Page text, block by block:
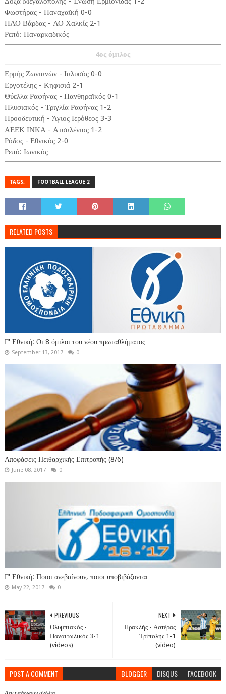
Φωστήρας - Παναχαϊκή 0-0
ΠΑΟ Βάρδας - ΑΟ Χαλκίς 2-1
Ρεπό: Παναρκαδικός
4ος όμιλος
Ερμής Ζωνιανών - Ιαλυσός 0-0
Εργοτέλης - Κηφισιά 2-1
Θύελλα Ραφήνας - Πανθηραϊκός 0-1
Ηλυσιακός - Τριγλία Ραφήνας 1-2
Προοδευτική - Άγιος Ιερόθεος 3-3
ΑΕΕΚ ΙΝΚΑ - Ατσαλένιος 1-2
Ρόδος - Εθνικός 2-0
Ρεπό: Ιωνικός
TAGS: FOOTBALL LEAGUE 2
RELATED POSTS
Γ' Εθνική: Οι 8 όμιλοι του νέου πρωταθλήματος
September 13, 2017 0
Αποφάσεις Πειθαρχικής Επιτροπής (8/6)
June 08, 2017 0
Γ' Εθνική: Ποιοι ανεβαίνουν, ποιοι υποβιβάζονται
May 22, 2017 0
NEXT
Ηρακλής - Αστέρας
Τρίπολης 1-1
(video)
PREVIOUS
Ολυμπιακός -
Παναιτωλικός 3-1
(videos)
POST A COMMENT BLOGGER DISQUS FACEBOOK